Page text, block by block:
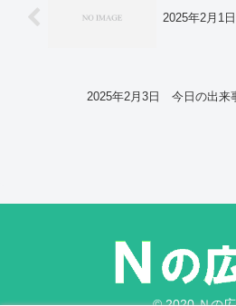
2025年2月1
2025年2月3日 今日の出来